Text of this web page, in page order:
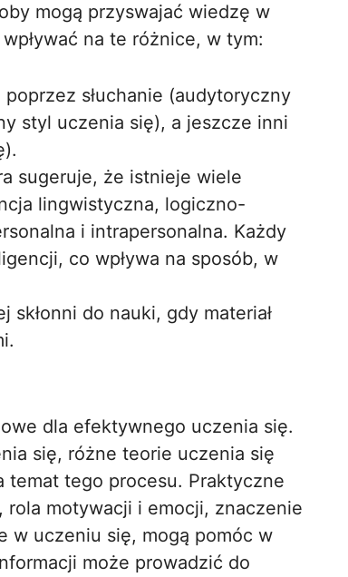
mogą przyswajać wiedzę w
na te różnice, w tym:
słuchanie (audytoryczny
styl uczenia się), a jeszcze inni
sugeruje, że istnieje wiele
lingwistyczna, logiczno-
i intrapersonalna. Każdy
co wpływa na sposób, w
skłonni do nauki, gdy materiał
dla efektywnego uczenia się.
się, różne teorie uczenia się
temat tego procesu. Praktyczne
motywacji i emocji, znaczenie
w uczeniu się, mogą pomóc w
może prowadzić do